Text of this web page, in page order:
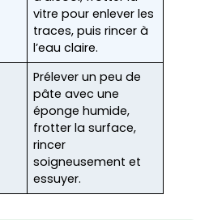
vitre pour enlever les
traces, puis rincer à
l’eau claire.
Prélever un peu de
pâte avec une
éponge humide,
frotter la surface,
rincer
soigneusement et
essuyer.